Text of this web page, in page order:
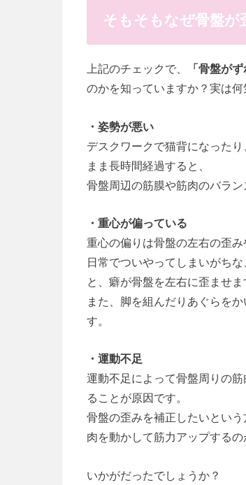
そもそもなぜ骨盤が
上記のチェックで、 「骨盤が
のかを知っていますか？実は
・姿勢が悪い
デスクワークで猫背になった
まま長時間経過すると、
骨盤周辺の筋膜や筋肉のバラ
・重心が偏っている
重心の偏りは骨盤の左右の歪み
日常でついやってしまいがち
と、癖が骨盤を左右に歪ませま
また、脚を組んだりあぐらを
す。
・運動不足
運動不足によって骨盤周りの
ることが原因です。
骨盤の歪みを補正したいとい
肉を動かして筋力アップするの
いかがだったでしょうか？